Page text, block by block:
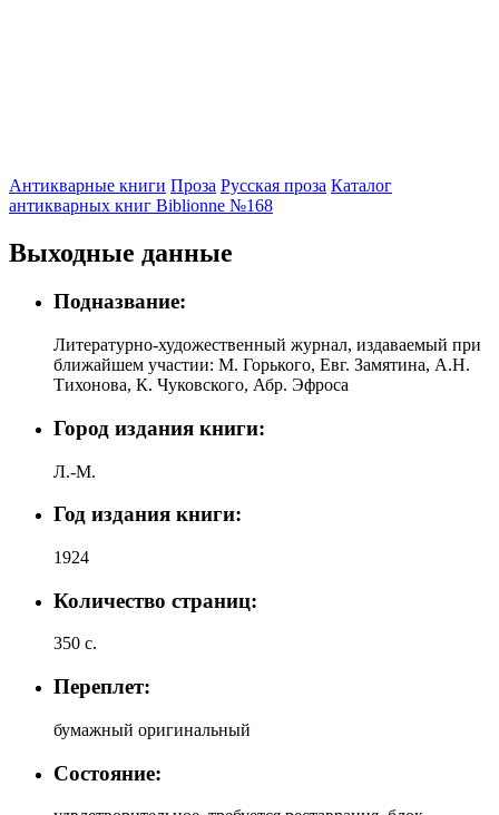
Антикварные книги Проза Русская проза Каталог
антикварных книг Biblionne №168
Выходные данные
Подназвание:
Литературно-художественный журнал, издаваемый при
ближайшем участии: М. Горького, Евг. Замятина, А.Н.
Тихонова, К. Чуковского, Абр. Эфроса
Город издания книги:
Л.-М.
Год издания книги:
1924
Количество страниц:
350 с.
Переплет:
бумажный оригинальный
Состояние: